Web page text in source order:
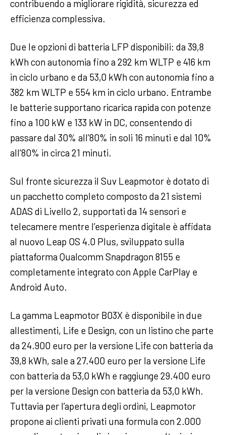
contribuendo a migliorare rigidità, sicurezza ed
efficienza complessiva.
Due le opzioni di batteria LFP disponibili: da 39,8
kWh con autonomia fino a 292 km WLTP e 416 km
in ciclo urbano e da 53,0 kWh con autonomia fino a
382 km WLTP e 554 km in ciclo urbano. Entrambe
le batterie supportano ricarica rapida con potenze
fino a 100 kW e 133 kW in DC, consentendo di
passare dal 30% all’80% in soli 16 minuti e dal 10%
all’80% in circa 21 minuti.
Sul fronte sicurezza il Suv Leapmotor è dotato di
un pacchetto completo composto da 21 sistemi
ADAS di Livello 2, supportati da 14 sensori e
telecamere mentre l’esperienza digitale è affidata
al nuovo Leap OS 4.0 Plus, sviluppato sulla
piattaforma Qualcomm Snapdragon 8155 e
completamente integrato con Apple CarPlay e
Android Auto.
La gamma Leapmotor B03X è disponibile in due
allestimenti, Life e Design, con un listino che parte
da 24.900 euro per la versione Life con batteria da
39,8 kWh, sale a 27.400 euro per la versione Life
con batteria da 53,0 kWh e raggiunge 29.400 euro
per la versione Design con batteria da 53,0 kWh.
Tuttavia per l’apertura degli ordini, Leapmotor
propone ai clienti privati una formula con 2.000